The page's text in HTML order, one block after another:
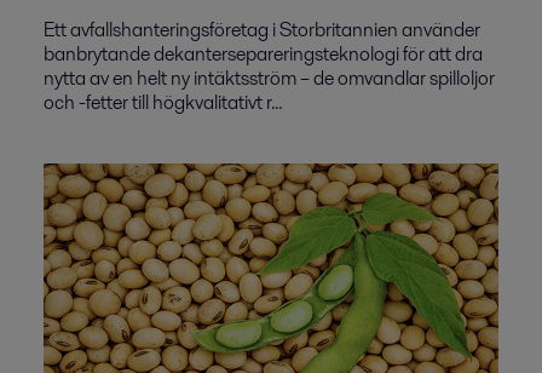
Ett avfallshanteringsföretag i Storbritannien använder
banbrytande dekantersepareringsteknologi för att dra
nytta av en helt ny intäktsström – de omvandlar spilloljor
och -fetter till högkvalitativt r...